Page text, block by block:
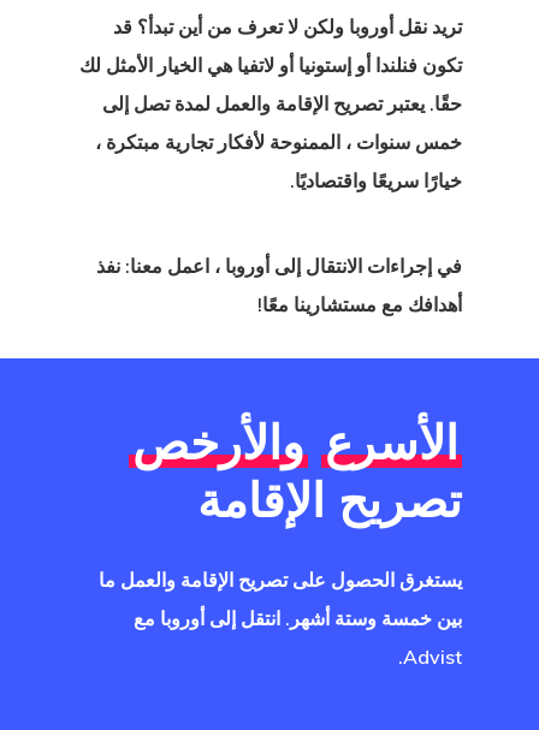
تريد نقل أوروبا ولكن لا تعرف من أين تبدأ؟ قد
تكون فنلندا أو إستونيا أو لاتفيا هي الخيار الأمثل لك
حقًا. يعتبر تصريح الإقامة والعمل لمدة تصل إلى
خمس سنوات ، الممنوحة لأفكار تجارية مبتكرة ،
خيارًا سريعًا واقتصاديًا.
في إجراءات الانتقال إلى أوروبا ، اعمل معنا: نفذ
أهدافك مع مستشارينا معًا!
الأسرع والأرخص
تصريح الإقامة
يستغرق الحصول على تصريح الإقامة والعمل ما
بين خمسة وستة أشهر. انتقل إلى أوروبا مع
Advist.
في إستونيا
تأشيرة بدء
في فنلندا
تأشيرة بدء
العميل
المملكة
الناشئة
الإقامة
للاتحاد
– برامج